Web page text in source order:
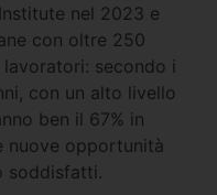
nel 2023 e
con oltre 250
secondo i
con un alto livello
ben il 67% in
nuove opportunità
soddisfatti.